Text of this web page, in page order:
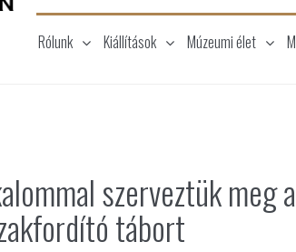
Rólunk Kiállítások Múzeumi élet
szerveztük meg
tábort